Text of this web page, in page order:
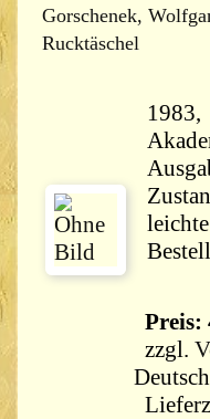
Gorschenek,
Rucktäschel
1983,
Akademie,
Preis:
zzgl.